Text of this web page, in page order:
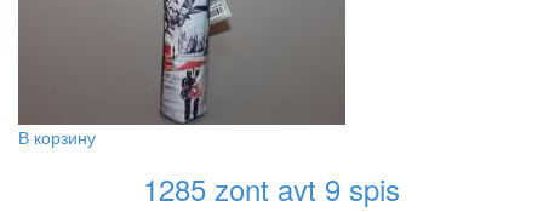
В корзину
1285 zont avt 9 spis